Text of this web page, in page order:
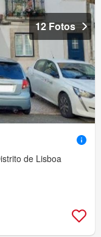
12 Fotos
de Lisboa